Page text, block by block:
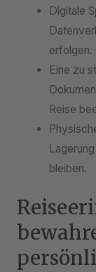
Digitale
erfolgen.
Eine zu
Reise
bleiben.